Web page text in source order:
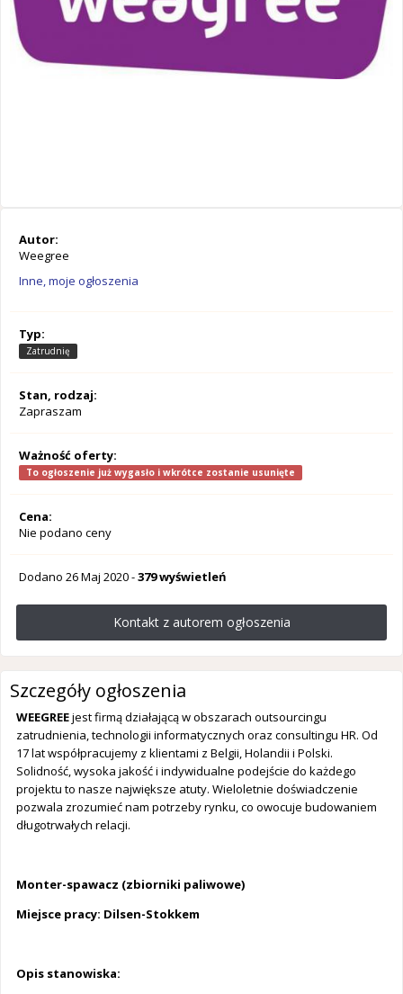
Autor:
Weegree
Inne, moje ogłoszenia
Typ:
Zatrudnię
Stan, rodzaj:
Zapraszam
Ważność oferty:
To ogłoszenie już wygasło i wkrótce zostanie usunięte
Cena:
Nie podano ceny
Dodano 26 Maj 2020-379 wyświetleń
Kontakt z autorem ogłoszenia
Szczegóły ogłoszenia
WEEGREEjest firmą działającą w obszarach outsourcingu
zatrudnienia, technologii informatycznych oraz consultingu HR. Od
17 lat współpracujemy z klientami z Belgii, Holandii i Polski.
Solidność, wysoka jakość i indywidualne podejście do każdego
projektu to nasze największe atuty. Wieloletnie doświadczenie
pozwala zrozumieć nam potrzeby rynku, co owocuje budowaniem
długotrwałych relacji.
Monter-spawacz (zbiorniki paliwowe)
Miejsce pracy: Dilsen-Stokkem
Opis stanowiska: